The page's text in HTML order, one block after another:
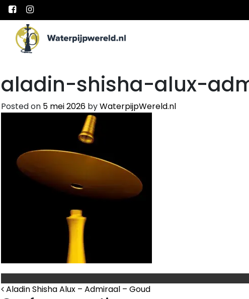
Main Navigation
aladin-shisha-alux-
Posted on 5 mei 2026 byWaterpijpWereld.nl
Bericht Navigatie
Aladin Shisha Alux – Admiraal – Goud